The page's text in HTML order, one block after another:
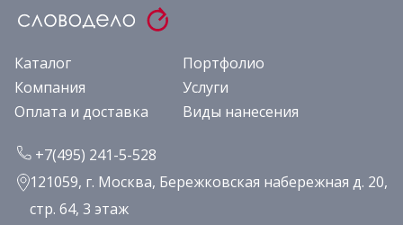
Каталог
Портфолио
Компания
Услуги
Оплата и доставка
Виды нанесения
+7(495) 241-5-528
121059, г. Москва, Бережковская набережная д. 20,
стр. 64, 3 этаж